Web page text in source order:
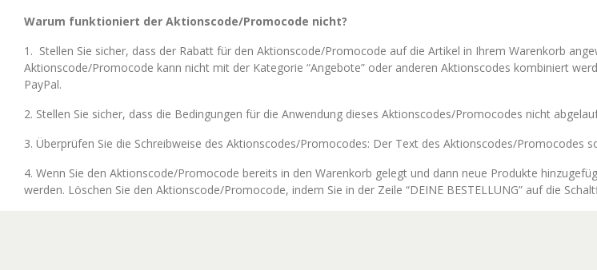
Warum funktioniert der Aktionscode/Promocode nicht?
1. Stellen Sie sicher, dass der Rabatt für den Aktionscode/Promocode auf die Artikel in Ihrem Warenkorb
Aktionscode/Promocode kann nicht mit der Kategorie “Angebote” oder anderen Aktionscodes kombiniert
PayPal.
2. Stellen Sie sicher, dass die Bedingungen für die Anwendung dieses Aktionscodes/Promocodes nicht
3. Überprüfen Sie die Schreibweise des Aktionscodes/Promocodes: Der Text des Aktionscodes/Promocodes
4. Wenn Sie den Aktionscode/Promocode bereits in den Warenkorb gelegt und dann neue Produkte
werden. Löschen Sie den Aktionscode/Promocode, indem Sie in der Zeile “DEINE BESTELLUNG” auf die